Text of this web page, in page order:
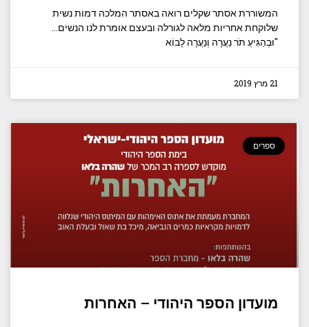
המשוררת אסתר שקלים רואה באסתר המלכה דמות נשית
שלוקחת אחריות מלאה לגורלה ובעצם אומרת לנו הנשים…
"וּבְהַגִּיעַ תֹּר נַעֲרָה וְנַעֲרָה לָבוֹא
21 מרץ 2019
ספרים
מועדון הספר היהודי – האחרות